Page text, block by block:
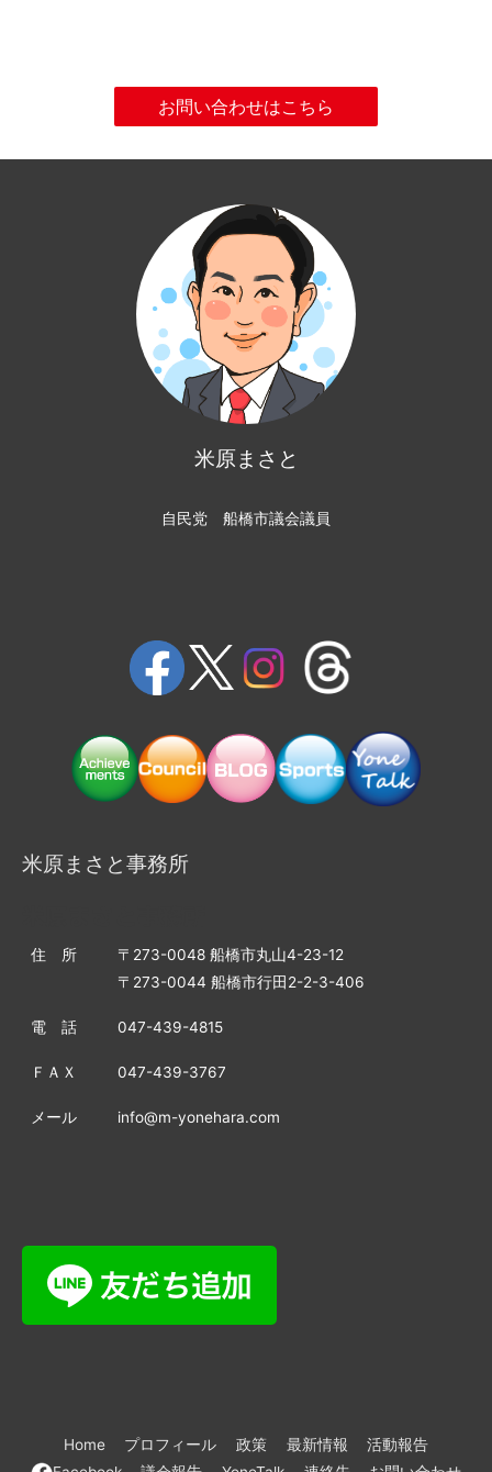
お問い合わせはこちら
米原まさと
自民党 船橋市議会議員
米原まさと事務所
住 所
〒273-0048 船橋市丸山4-23-12
〒273-0044 船橋市行田2-2-3-406
電 話 047-439-4815
ＦＡＸ 047-439-3767
メール info@m-yonehara.com
Home プロフィール 政策 最新情報
活動報告